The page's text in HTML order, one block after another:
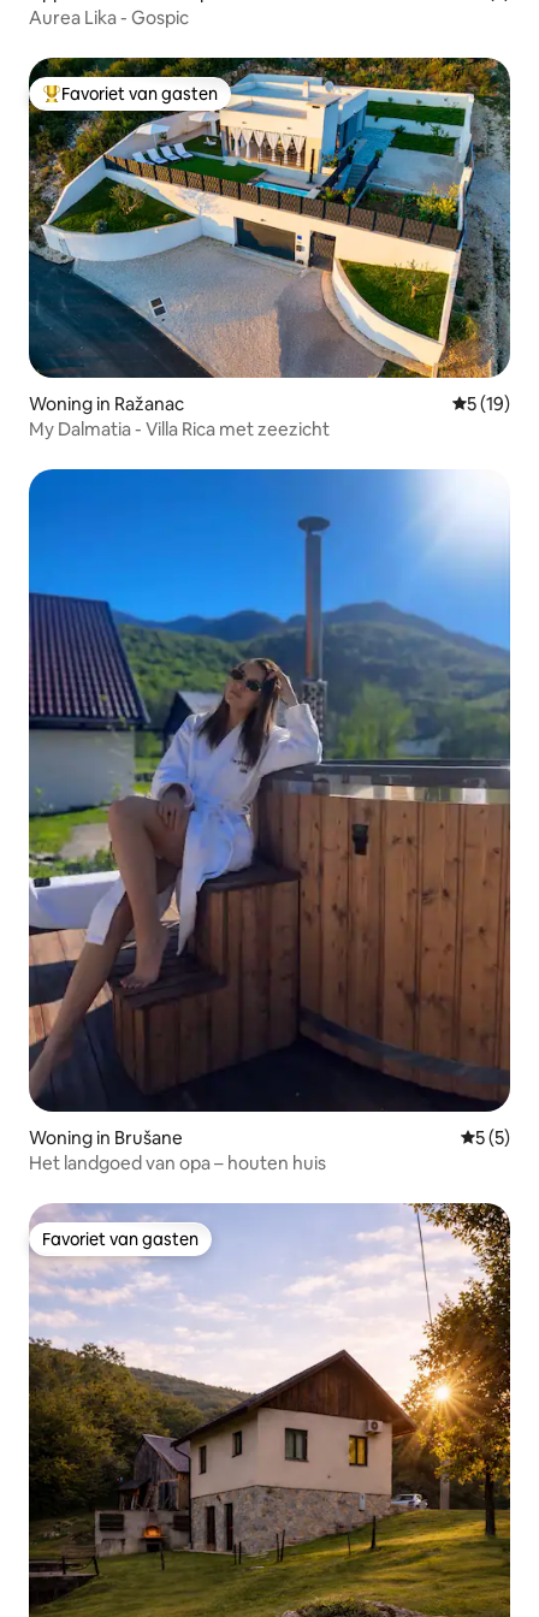
Aurea Lika - Gospic
Topfavoriet van gasten
Favoriet van gasten
Woning in Ražanac
5 (19)
My Dalmatia - Villa Rica met zeezicht
Woning in Brušane
5 (5)
Het landgoed van opa – houten huis
Favoriet van gasten
Favoriet van gasten